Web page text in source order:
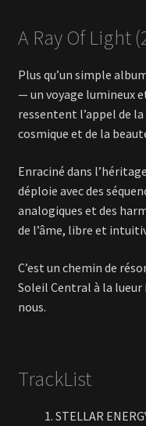
A Ray Of Light
Plus qu’un simple
— un voyage lumineux
ressentent l’appel de
cosmique et de la
Enraciné dans
déploie avec des
analogiques et des
de l’âme, libre et
C’est un chemin de
Soleil Central à la lueur
nous.
TrackList
STELLAR